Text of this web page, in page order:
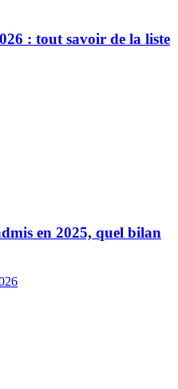
: tout savoir de la liste
en 2025, quel bilan